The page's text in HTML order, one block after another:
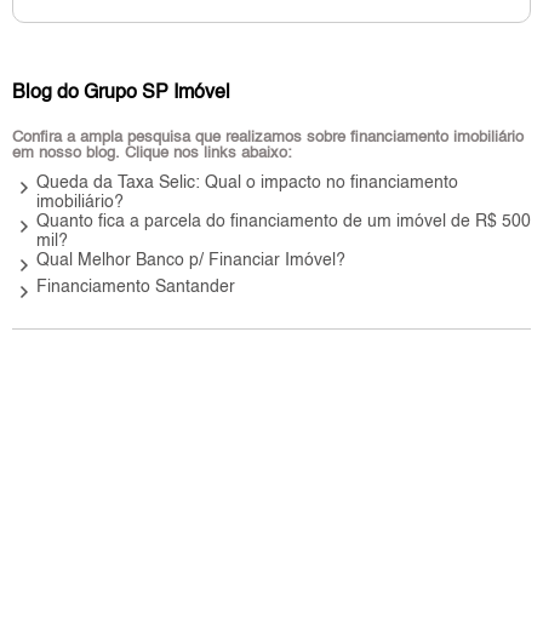
Blog do Grupo SP Imóvel
Confira a ampla pesquisa que realizamos sobre financiamento imobiliário
em nosso blog. Clique nos links abaixo:
keyboard_arrow_right Queda da Taxa Selic: Qual o impacto no financiamento
imobiliário?
keyboard_arrow_right Quanto fica a parcela do financiamento de um imóvel de R$ 500
mil?
keyboard_arrow_right Qual Melhor Banco p/ Financiar Imóvel?
keyboard_arrow_right Financiamento Santander